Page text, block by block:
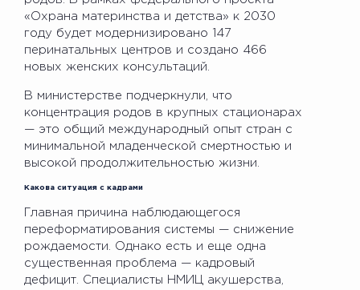
«Охрана материнства и детства» к 2030
году будет модернизировано 147
перинатальных центров и создано 466
новых женских консультаций.
В министерстве подчеркнули, что
концентрация родов в крупных стационарах
— это общий международный опыт стран с
минимальной младенческой смертностью и
высокой продолжительностью жизни.
Какова ситуация с кадрами
Главная причина наблюдающегося
переформатирования системы — снижение
рождаемости. Однако есть и еще одна
существенная проблема — кадровый
дефицит. Специалисты НМИЦ акушерства,